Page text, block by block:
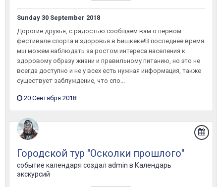
Sunday 30 September 2018
Дорогие друзья, с радостью сообщаем вам о первом
фестивале спорта и здоровья в Бишкеке!В последнее время
мы можем наблюдать за ростом интереса населения к
здоровому образу жизни и правильному питанию, но это не
всегда доступно и не у всех есть нужная информация, также
существует заблуждение, что спо...
20 Сентября 2018
Городской тур "Осколки прошлого"
событие календаря создал admin в Календарь
экскурсий